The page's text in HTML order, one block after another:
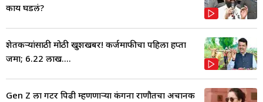
काय घडलं?
शेतकऱ्यांसाठी मोठी खुशखबर! कर्जमाफीचा पहिला हप्ता
जमा; 6.22 लाख....
Gen Z ला गटर पिढी म्हणणाऱ्या कंगना राणौतचा अचानक